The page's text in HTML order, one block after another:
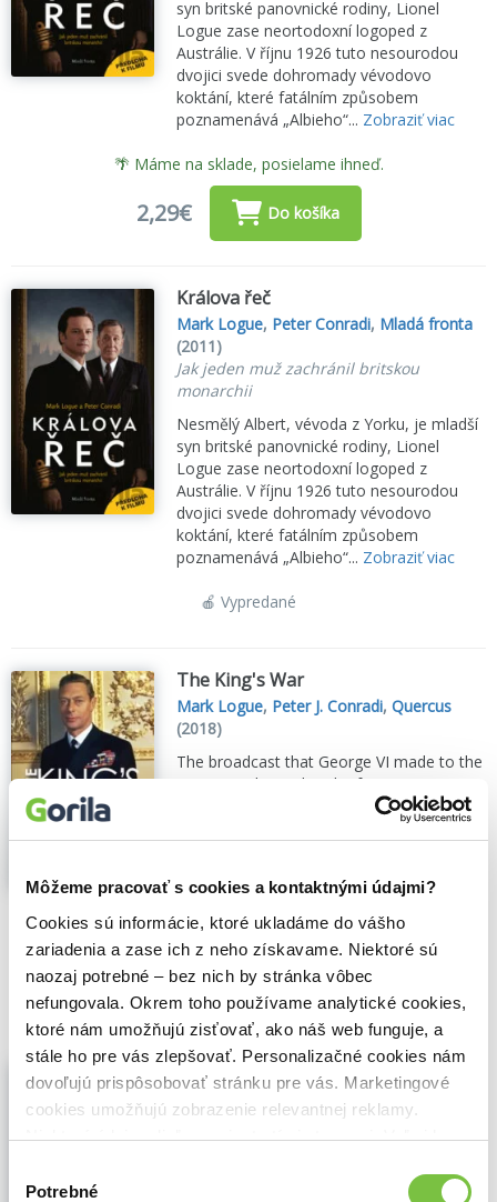
Môžeme pracovať s cookies a kontaktnými údajmi?
Cookies sú informácie, ktoré ukladáme do vášho
zariadenia a zase ich z neho získavame. Niektoré sú
naozaj potrebné – bez nich by stránka vôbec
nefungovala. Okrem toho používame analytické cookies,
ktoré nám umožňujú zisťovať, ako náš web funguje, a
stále ho pre vás zlepšovať. Personalizačné cookies nám
dovoľujú prispôsobovať stránku pre vás. Marketingové
cookies umožňujú zobrazenie relevantnej reklamy.
Niektoré údaje zdieľame aj s tretími stranami. Veľmi by
cookies.
súhlasu
Potrebné
syn britské panovnické rodiny, Lionel
Logue zase neortodoxní logoped z
Austrálie. V říjnu 1926 tuto nesourodou
dvojici svede dohromady vévodovo
koktání, které fatálním způsobem
poznamenává „Albieho“... Zobraziť viac
🌴 Máme na sklade, posielame ihneď.
2,29€ Do košíka
Králova řeč
Mark Logue, Peter Conradi, Mladá fronta
(2011)
Jak jeden muž zachránil britskou
monarchii
Nesmělý Albert, vévoda z Yorku, je mladší
syn britské panovnické rodiny, Lionel
Logue zase neortodoxní logoped z
Austrálie. V říjnu 1926 tuto nesourodou
dvojici svede dohromady vévodovo
koktání, které fatálním způsobem
poznamenává „Albieho“... Zobraziť viac
🍎 Vypredané
The King's War
Mark Logue, Peter J. Conradi,Quercus
(2018)
The broadcast that George VI made to the
nation on the outbreak of war in
September 1939 - which formed the
climax of the multi Oscar-winning film The
viac
🍌 Dodanie môže trvať viac ako 30 dní
14,10€ Do košíka
Králova řeč
Mark Logue Peter Conradi , Mladá fronta
(2014)
syn britské panovnické rodiny, Lionel